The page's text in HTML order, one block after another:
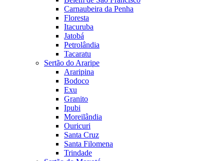
Carnaubeira da Penha
Floresta
Itacuruba
Jatobá
Petrolândia
Tacaratu
Sertão do Araripe
Araripina
Bodoco
Exu
Granito
Ipubi
Moreilândia
Ouricuri
Santa Cruz
Santa Filomena
Trindade